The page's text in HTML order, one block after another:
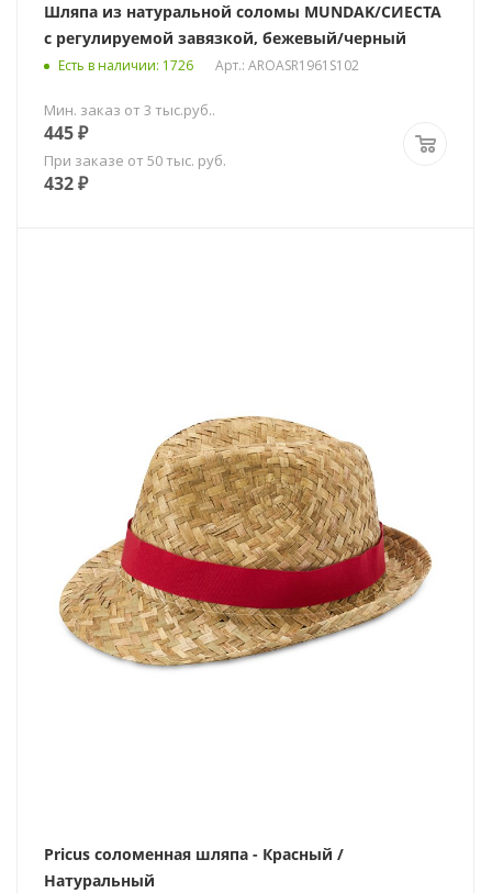
Шляпа из натуральной соломы MUNDAK/СИЕСТА
с регулируемой завязкой, бежевый/черный
Есть в наличии: 1726 Арт.: AROASR1961S102
Мин. заказ от 3 тыс.руб..
445₽
При заказе от 50 тыс. руб.
432₽
Pricus соломенная шляпа - Красный /
Натуральный